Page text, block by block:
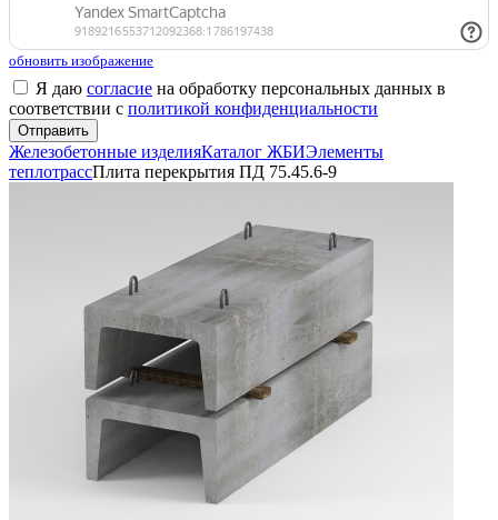
обновить изображение
Я даю согласие на обработку персональных данных в
соответствии с политикой конфиденциальности
Железобетонные изделияКаталог ЖБИЭлементы
теплотрассПлита перекрытия ПД 75.45.6-9